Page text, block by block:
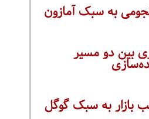
بین دو مسیر